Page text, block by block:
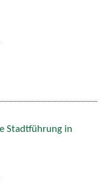
Stadtführung in